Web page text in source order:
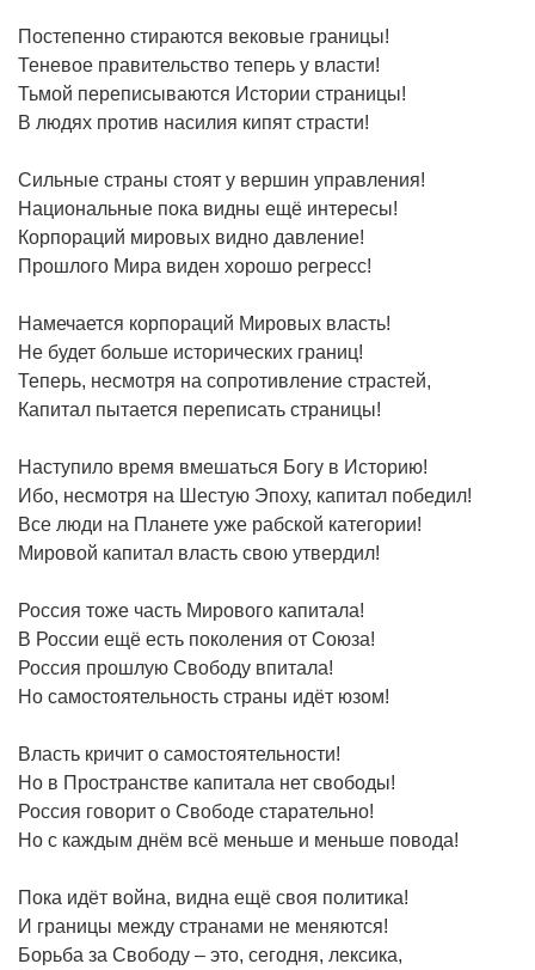
Постепенно стираются вековые границы!
Теневое правительство теперь у власти!
Тьмой переписываются Истории страницы!
В людях против насилия кипят страсти!
Сильные страны стоят у вершин управления!
Национальные пока видны ещё интересы!
Корпораций мировых видно давление!
Прошлого Мира виден хорошо регресс!
Намечается корпораций Мировых власть!
Не будет больше исторических границ!
Теперь, несмотря на сопротивление страстей,
Капитал пытается переписать страницы!
Наступило время вмешаться Богу в Историю!
Ибо, несмотря на Шестую Эпоху, капитал победил!
Все люди на Планете уже рабской категории!
Мировой капитал власть свою утвердил!
Россия тоже часть Мирового капитала!
В России ещё есть поколения от Союза!
Россия прошлую Свободу впитала!
Но самостоятельность страны идёт юзом!
Власть кричит о самостоятельности!
Но в Пространстве капитала нет свободы!
Россия говорит о Свободе старательно!
Но с каждым днём всё меньше и меньше повода!
Пока идёт война, видна ещё своя политика!
И границы между странами не меняются!
Борьба за Свободу – это, сегодня, лексика,